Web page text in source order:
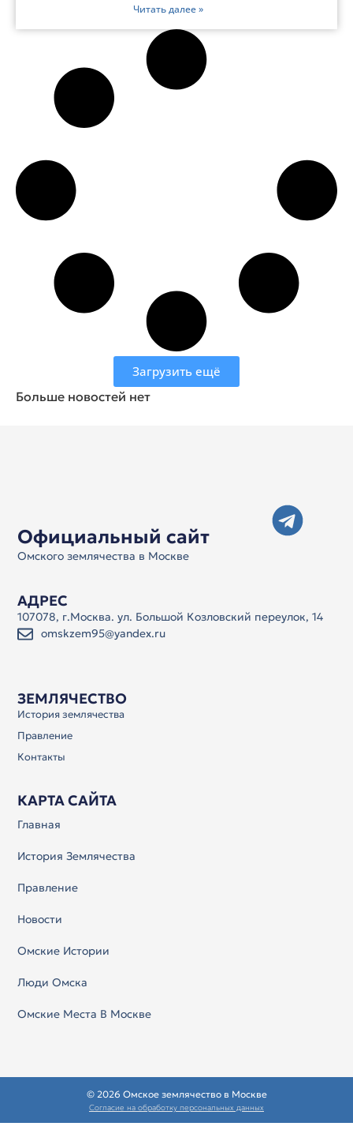
Читать далее »
Загрузить ещё
Больше новостей нет
Официальный сайт
Омского землячества в Москве
ЗЕМЛЯЧЕСТВО
История землячества
Правление
Контакты
КАРТА САЙТА
Главная
История Землячества
Правление
Новости
Омские Истории
Люди Омска
Омские Места В Москве
АДРЕС
107078, г.Москва. ул. Большой Козловский переулок, 14
omskzem95@yandex.ru
© 2026 Омское землячество в Москве
Согласие на обработку персональных данных